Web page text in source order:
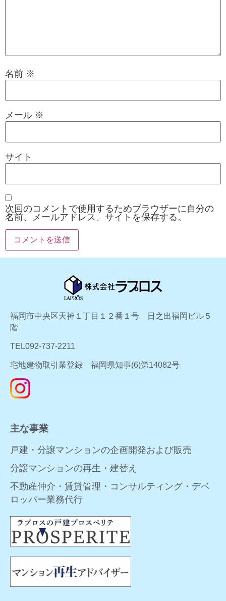
名前 ※
メール ※
サイト
次回のコメントで使用するためブラウザーに自分の
名前、メールアドレス、サイトを保存する。
福岡市中央区天神１丁目１２番１号 日之出福岡ビル５
階
TEL092-737-2211
宅地建物取引業登録 福岡県知事(6)第14082号
主な事業
戸建・分譲マンションの企画開発および販売
分譲マンションの再生・建替え
不動産仲介・賃貸管理・コンサルティング・デベ
ロッパー業務代行